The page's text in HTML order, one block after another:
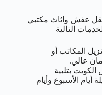
نقل عفش واثاث مكتبي
التالية
المكاتب أو
عالي.
بتلبية
ساعة وطيلة أيام الأسبوع وأيام